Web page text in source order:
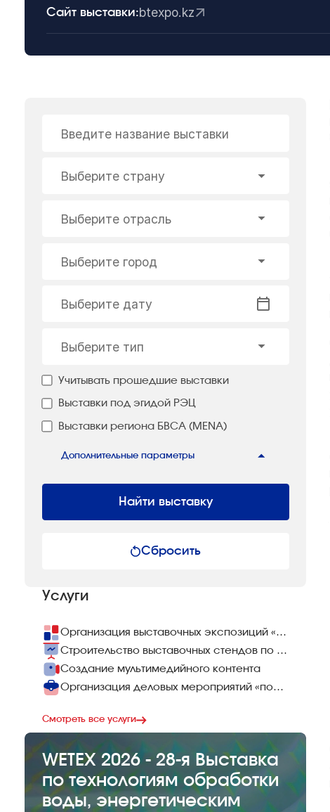
Сайт выставки:btexpo.kz
Введите название выставки
Выберите страну
Выберите отрасль
Выберите город
Выберите дату
Выберите тип
Учитывать прошедшие выставки
Выставки под эгидой РЭЦ
Выставки региона БВСА (MENA)
Дополнительные параметры
Найти выставку
Сбросить
Услуги
Организация выставочных экспозиций «под ключ»
Строительство выставочных стендов по всему миру
Создание мультимедийного контента
Организация деловых мероприятий «под ключ»
Смотреть все услуги
WETEX 2026 - 28-я Выставка
по технологиям обработки
воды, энергетическим